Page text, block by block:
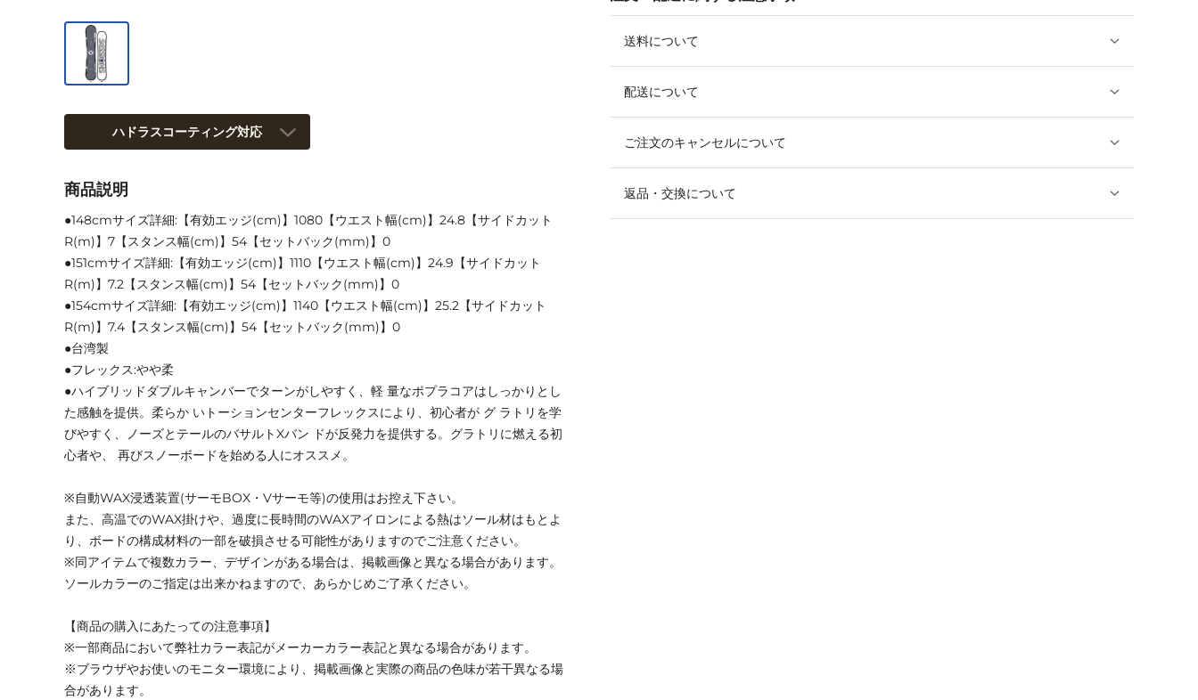
送料について
配送について
ご注文のキャンセルについて
返品・交換について
ハドラスコーティング対応
商品説明
●148cmサイズ詳細:【有効エッジ(cm)】1080【ウエスト幅(cm)】24.8【サイドカット
R(m)】7【スタンス幅(cm)】54【セットバック(mm)】0
●151cmサイズ詳細:【有効エッジ(cm)】1110【ウエスト幅(cm)】24.9【サイドカット
R(m)】7.2【スタンス幅(cm)】54【セットバック(mm)】0
●154cmサイズ詳細:【有効エッジ(cm)】1140【ウエスト幅(cm)】25.2【サイドカット
R(m)】7.4【スタンス幅(cm)】54【セットバック(mm)】0
●台湾製
●フレックス:やや柔
●ハイブリッドダブルキャンバーでターンがしやすく、軽 量なポプラコアはしっかりとし
た感触を提供。柔らか いトーションセンターフレックスにより、初心者が グ ラトリを学
びやすく、ノーズとテールのバサルトXバン ドが反発力を提供する。グラトリに燃える初
心者や、 再びスノーボードを始める人にオススメ。
※自動WAX浸透装置(サーモBOX・Vサーモ等)の使用はお控え下さい。
また、高温でのWAX掛けや、過度に長時間のWAXアイロンによる熱はソール材はもとよ
り、ボードの構成材料の一部を破損させる可能性がありますのでご注意ください。
※同アイテムで複数カラー、デザインがある場合は、掲載画像と異なる場合があります。
ソールカラーのご指定は出来かねますので、あらかじめご了承ください。
【商品の購入にあたっての注意事項】
※一部商品において弊社カラー表記がメーカーカラー表記と異なる場合があります。
※ブラウザやお使いのモニター環境により、掲載画像と実際の商品の色味が若干異なる場
合があります。